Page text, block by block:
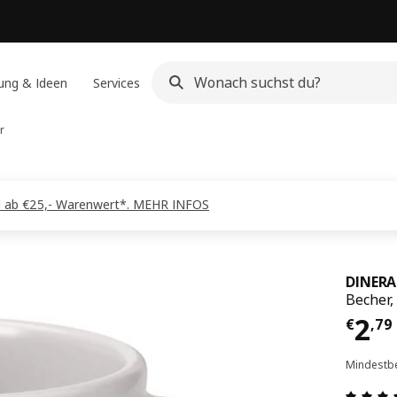
& Ideen Services
€25,- Warenwert*. MEHR INFOS
DINERA
€2,79